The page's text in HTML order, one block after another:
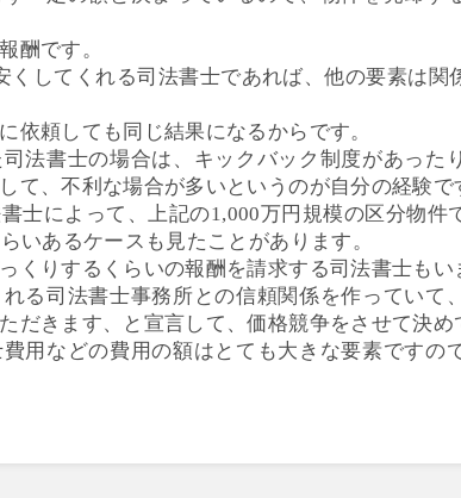
酬です。
くしてくれる司法書士であれば、他の要素は関
依頼しても同じ結果になるからです。
法書士の場合は、キックバック制度があった
て、不利な場合が多いというのが自分の経験で
士によって、上記の1,000万円規模の区分物件
いあるケースも見たことがあります。
くりするくらいの報酬を請求する司法書士もい
る司法書士事務所との信頼関係を作っていて
だきます、と宣言して、価格競争をさせて決め
用などの費用の額はとても大きな要素ですの